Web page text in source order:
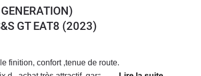
GT EAT8 (2023)
finition, confort ,tenue de route.